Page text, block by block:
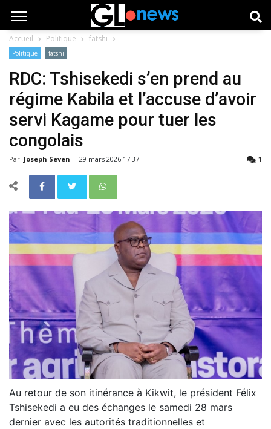
Accueil Politique fatshi
Politique fatshi
RDC: Tshisekedi s’en prend au
régime Kabila et l’accuse d’avoir
servi Kagame pour tuer les
congolais
Par Joseph Seven - 29 mars 2026 17:37 1
Au retour de son itinérance à Kikwit, le président Félix
Tshisekedi a eu des échanges le samedi 28 mars
dernier avec les autorités traditionnelles et